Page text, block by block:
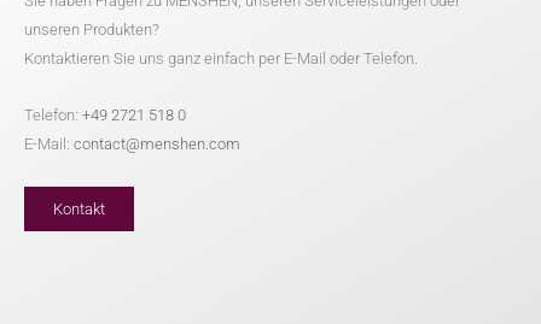
unseren Produkten?
Kontaktieren Sie uns ganz einfach per E-Mail oder Telefon.
Telefon: +49 2721 518 0
E-Mail: contact@menshen.com
Kontakt